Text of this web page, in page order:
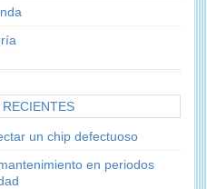
un chip defectuoso
en periodos